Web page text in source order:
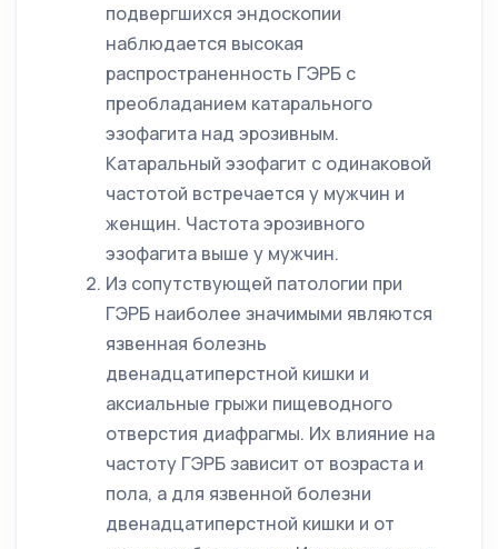
подвергшихся эндоскопии
наблюдается высокая
распространенность ГЭРБ с
преобладанием катарального
эзофагита над эрозивным.
Катаральный эзофагит с одинаковой
частотой встречается у мужчин и
женщин. Частота эрозивного
эзофагита выше у мужчин.
Из сопутствующей патологии при
ГЭРБ наиболее значимыми являются
язвенная болезнь
двенадцатиперстной кишки и
аксиальные грыжи пищеводного
отверстия диафрагмы. Их влияние на
частоту ГЭРБ зависит от возраста и
пола, а для язвенной болезни
двенадцатиперстной кишки и от